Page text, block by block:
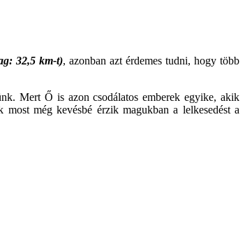
32,5 km-t), azonban azt érdemes tudni, hogy több
Mert Ő is azon csodálatos emberek egyike, akik
még kevésbé érzik magukban a lelkesedést a